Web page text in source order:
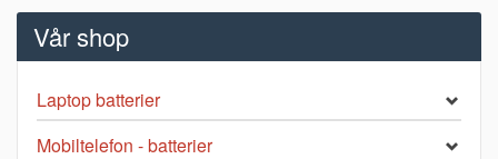
Vår shop
Laptop batterier
Mobiltelefon - batterier